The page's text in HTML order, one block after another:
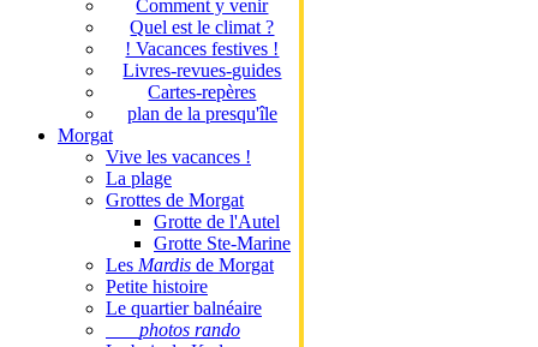
Comment y venir
Quel est le climat ?
! Vacances festives !
Livres-revues-guides
Cartes-repères
plan de la presqu'île
Morgat
Vive les vacances !
La plage
Grottes de Morgat
Grotte de l'Autel
Grotte Ste-Marine
Les Mardis de Morgat
Petite histoire
Le quartier balnéaire
photos rando